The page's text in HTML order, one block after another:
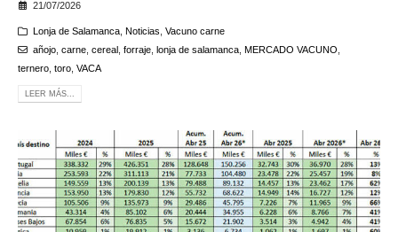
21/07/2026
Lonja de Salamanca, Noticias Vacuno carne
añojo, carne, cereal, forraje, lonja de salamanca, MERCADO VACUNO
ternero toro VACA
LEER MÁS...